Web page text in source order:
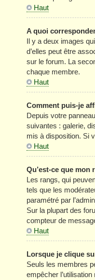
Haut
A quoi
Il y a deux images
d’elles peut être
sur le forum. La
chaque membre.
Haut
Comment puis-je
Depuis votre
suivantes : galerie,
mis à disposition. Si
Haut
Qu’est-ce que mon
Les rangs, qui
tels que les
paramétré par
Sur la plupart des
compteur de
Haut
Lorsque je clique
Seuls les membres
empêcher